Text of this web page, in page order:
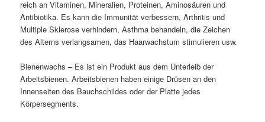
reich an Vitaminen, Mineralien, Proteinen, Aminosäuren und
Antibiotika. Es kann die Immunität verbessern, Arthritis und
Multiple Sklerose verhindern, Asthma behandeln, die Zeichen
des Alterns verlangsamen, das Haarwachstum stimulieren usw.
Bienenwachs – Es ist ein Produkt aus dem Unterleib der
Arbeitsbienen. Arbeitsbienen haben einige Drüsen an den
Innenseiten des Bauchschildes oder der Platte jedes
Körpersegments.